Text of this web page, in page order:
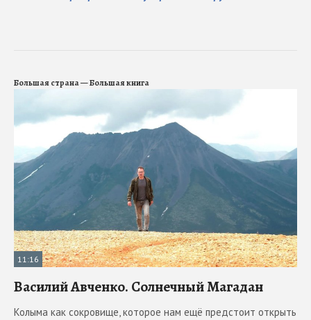
Большая страна — Большая книга
11:16
Василий Авченко. Солнечный Магадан
Колыма как сокровище, которое нам ещё предстоит открыть